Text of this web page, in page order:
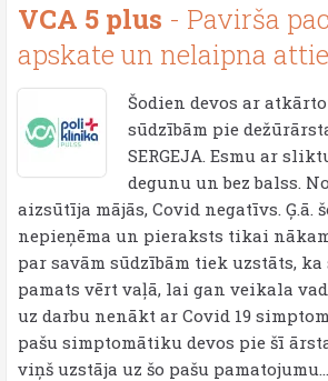
VCA 5 plus - Pavirša
apskate un nelaipna
Šodien devos ar
sūdzībām pie dežūrārsta
SERGEJA. Esmu ar
degunu un bez balss.
aizsūtīja mājās, Covid negatīvs. Ģ.ā.
nepieņēma un pieraksts tikai
par savām sūdzībām tiek uzstāts,
pamats vērt vaļā, lai gan veikala
uz darbu nenākt ar Covid 19
pašu simptomātiku devos pie šī
viņš uzstāja uz šo pašu pamatojumu...